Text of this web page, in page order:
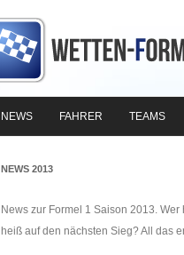
NEWS FAHRER TEAMS
NEWS 2013
News zur Formel 1 Saison 2013.
heiß auf den nächsten Sieg? All das